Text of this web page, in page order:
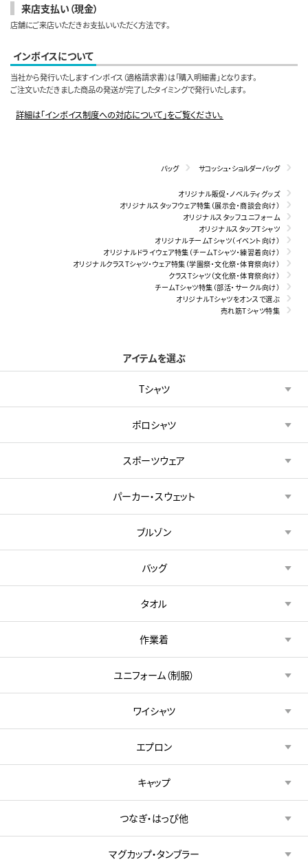
来店支払い（現金）
店舗にご来店いただきお支払いいただく方法です。
インボイスについて
当社から発行いたしますインボイス（適格請求書）は「購入明細書」となります。
ご注文いただきました商品の発送が完了したタイミングで発行いたします。
詳細は「インボイス制度への対応について」をご覧ください。
バッグ サコッシュ・ショルダーバッグ
オリジナル販促・ノベルティグッズ
オリジナルスタッフウェア特集（展示会・商談会向け）
オリジナルスタッフユニフォーム
オリジナルスタッフTシャツ
オリジナルチームTシャツ（イベント向け）
オリジナルドライウェア特集（チームTシャツ・練習着向け）
オリジナルクラスTシャツ・ウェア特集（学園祭・文化祭・体育祭向け）
クラスTシャツ（文化祭・体育祭向け）
チームTシャツ特集（部活・サークル向け）
オリジナルTシャツをオンスで選ぶ
売れ筋Tシャツ特集
アイテムを選ぶ
Tシャツ
ポロシャツ
スポーツウェア
パーカー・スウェット
ブルゾン
バッグ
タオル
作業着
ユニフォーム（制服）
ワイシャツ
エプロン
キャップ
つなぎ・はっぴ他
マグカップ・タンブラー